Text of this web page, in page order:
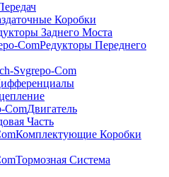
Коробки
Заднего Моста
Редукторы Переднего
Двигатель
Часть
Комплектующие Коробки
Тормозная Система